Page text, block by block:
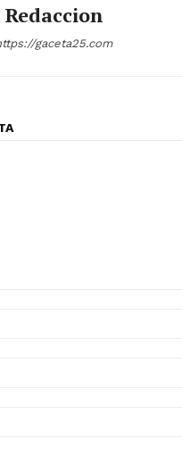
Redaccion
gaceta25.com